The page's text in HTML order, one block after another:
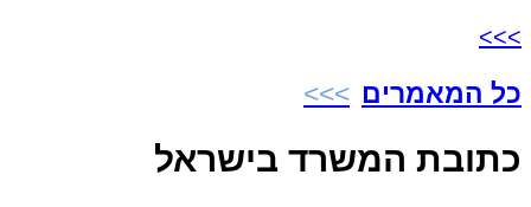
>>>
כל המאמרים
כתובת המשרד בישראל